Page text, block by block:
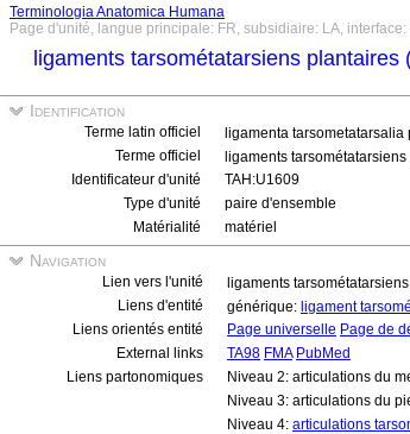
Terminologia Anatomica Humana
Page d'unité, langue principale: FR, subsidiaire: LA,
ligaments tarsométatarsiens plantaires
Identification
Terme latin officiel
ligamenta tarsometatarsalia
Terme officiel
ligaments
Identificateur d'unité
TAH:U1609
Type d'unité
paire d'ensemble
Matérialité
matériel
Navigation
Lien vers l'unité
ligaments
Liens d'entité
générique: ligament
Liens orientés entité
Page universelle Page de
External links
TA98 FMA PubMed
Liens partonomiques
Niveau 2: articulations du
Niveau 3: articulations du
Niveau 4: articulations